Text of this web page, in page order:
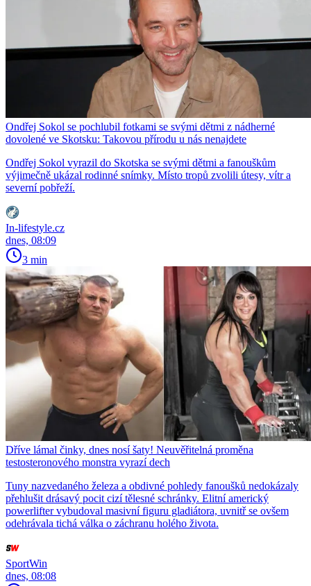
Ondřej Sokol se pochlubil fotkami se svými dětmi z nádherné
dovolené ve Skotsku: Takovou přírodu u nás nenajdete
Ondřej Sokol vyrazil do Skotska se svými dětmi a fanouškům
výjimečně ukázal rodinné snímky. Místo tropů zvolili útesy, vítr a
severní pobřeží.
In-lifestyle.cz
dnes, 08:09
3 min
Dříve lámal činky, dnes nosí šaty! Neuvěřitelná proměna
testosteronového monstra vyrazí dech
Tuny nazvedaného železa a obdivné pohledy fanoušků nedokázaly
přehlušit drásavý pocit cizí tělesné schránky. Elitní americký
powerlifter vybudoval masivní figuru gladiátora, uvnitř se ovšem
odehrávala tichá válka o záchranu holého života.
SportWin
dnes, 08:08